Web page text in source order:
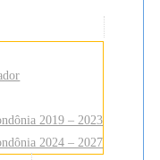
2019 – 2023
2024 – 2027